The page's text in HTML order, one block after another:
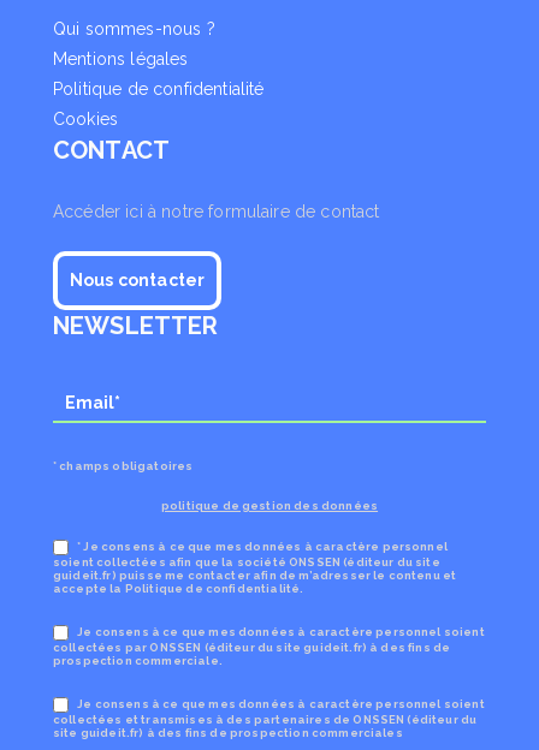
Qui sommes-nous ?
Mentions légales
Politique de confidentialité
Cookies
CONTACT
Accéder ici à notre formulaire de contact
Nous contacter
NEWSLETTER
* champs obligatoires
politique de gestion des données
* Je consens à ce que mes données à caractère personnel
soient collectées afin que la société ONSSEN (éditeur du site
guideit.fr) puisse me contacter afin de m’adresser le contenu et
accepte la Politique de confidentialité.
Je consens à ce que mes données à caractère personnel soient
collectées par ONSSEN (éditeur du site guideit.fr) à des fins de
prospection commerciale.
Je consens à ce que mes données à caractère personnel soient
collectées et transmises à des partenaires de ONSSEN (éditeur du
site guideit.fr) à des fins de prospection commerciales